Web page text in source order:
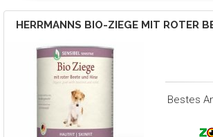
HERRMANNS BIO-ZIEGE MIT ROTER
Bestes